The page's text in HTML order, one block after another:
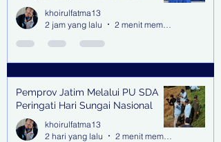
Bandara Juanda
khoirulfatma13
2 jam yang lalu
Pemprov Jatim Melalui PU SDA
Peringati Hari Sungai Nasional
khoirulfatma13
2 hari yang lalu